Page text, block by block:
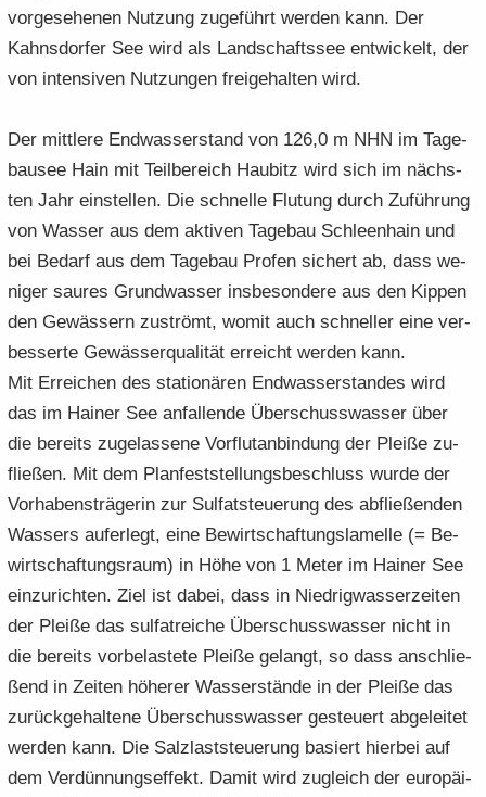
vor­ge­se­he­nen Nut­zung zu­ge­führt wer­den kann. Der
Kahns­dor­fer See wird als Land­schafts­see ent­wi­ckelt, der
von in­ten­si­ven Nut­zun­gen frei­ge­hal­ten wird.
Der mitt­le­re End­was­ser­stand von 126,0 m NHN im Ta­ge­
bau­see Hain mit Teil­be­reich Hau­bitz wird sich im nächs­
ten Jahr ein­stel­len. Die schnel­le Flu­tung durch Zu­füh­rung
von Was­ser aus dem ak­ti­ven Ta­ge­bau Schleen­hain und
bei Be­darf aus dem Ta­ge­bau Profen si­chert ab, dass we­
ni­ger sau­res Grund­was­ser ins­be­son­de­re aus den Kip­pen
den Ge­wäs­sern zu­strömt, womit auch schnel­ler eine ver­
bes­ser­te Ge­wäs­ser­qua­li­tät er­reicht wer­den kann.
Mit Er­rei­chen des sta­tio­nä­ren End­was­ser­stan­des wird
das im Hai­ner See an­fal­len­de Über­schuss­was­ser über
die be­reits zu­ge­las­se­ne Vor­flut­an­bin­dung der Plei­ße zu­
flie­ßen. Mit dem Plan­fest­stel­lungs­be­schluss wurde der
Vor­ha­bens­trä­ge­rin zur Sul­fat­steue­rung des ab­flie­ßen­den
Was­sers auf­er­legt, eine Be­wirt­schaf­tungs­la­mel­le (= Be­
wirt­schaf­tungs­raum) in Höhe von 1 Meter im Hai­ner See
ein­zu­rich­ten. Ziel ist dabei, dass in Nied­rig­was­ser­zei­ten
der Plei­ße das sul­fatrei­che Über­schuss­was­ser nicht in
die be­reits vor­be­las­te­te Plei­ße ge­langt, so dass an­schlie­
ßend in Zei­ten hö­he­rer Was­ser­stän­de in der Plei­ße das
zu­rück­ge­hal­te­ne Über­schuss­was­ser ge­steu­ert ab­ge­lei­tet
wer­den kann. Die Salz­last­steue­rung ba­siert hier­bei auf
dem Ver­dün­nungs­ef­fekt. Damit wird zu­gleich der eu­ro­päi­